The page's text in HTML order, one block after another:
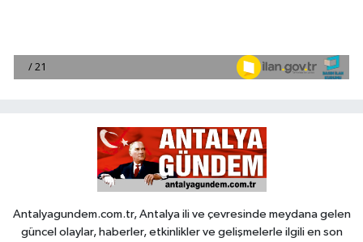
Antalyagundem.com.tr, Antalya ili ve çevresinde meydana gelen
güncel olaylar, haberler, etkinlikler ve gelişmelerle ilgili en son